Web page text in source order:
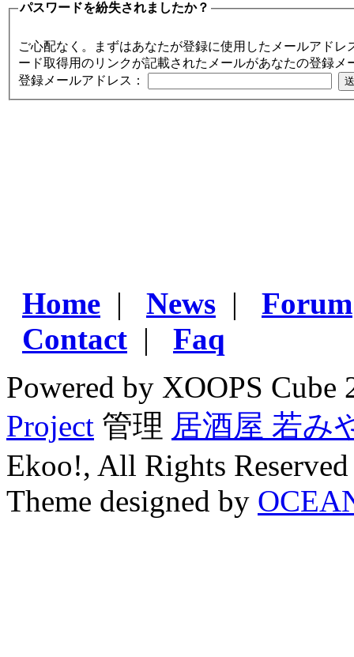
パスワードを紛失されましたか？
ご心配なく。まずはあなたが登録に使用したメールアド
ード取得用のリンクが記載されたメールがあなたの登録メ
登録メールアドレス：
Home | News | Forum
Contact | Faq
Powered by XOOPS
Project 管理 居酒屋 若み
Ekoo!, All Rights Reserved
Theme designed by